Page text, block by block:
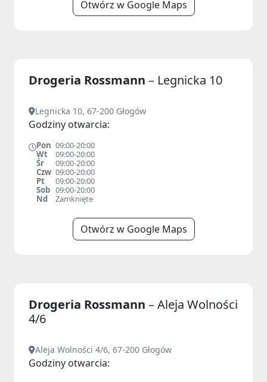
Otwórz w Google Maps
Drogeria Rossmann – Legnicka 10
Legnicka 10, 67-200 Głogów
Godziny otwarcia:
Pon 09:00-20:00
Wt
09:00-20:00
Śr
09:00-20:00
Czw 09:00-20:00
Pt
09:00-20:00
Sob 09:00-20:00
Nd
Zamknięte
Otwórz w Google Maps
Drogeria Rossmann – Aleja Wolności
4/6
Aleja Wolności 4/6, 67-200 Głogów
Godziny otwarcia: